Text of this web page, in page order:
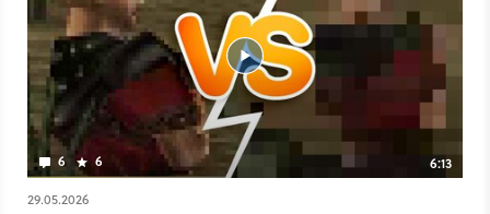
6 6
6:13
29.05.2026